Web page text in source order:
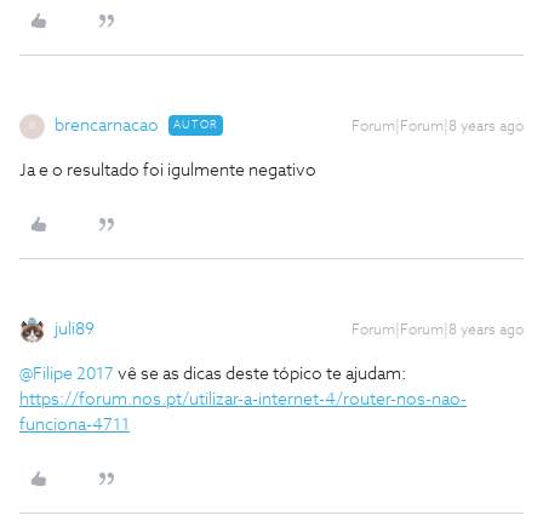
B brencarnacao AUTOR Forum|Forum|8 years ago
Ja e o resultado foi igulmente negativo
juli89 Forum|Forum|8 years ago
@Filipe 2017 vê se as dicas deste tópico te ajudam:
https://forum.nos.pt/utilizar-a-internet-4/router-nos-nao-
funciona-4711